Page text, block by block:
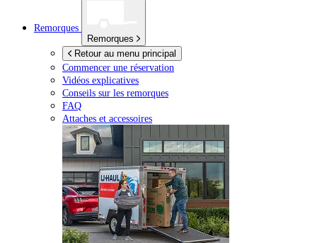
Remorques
Remorques
Retour au menu principal
Commencer une réservation
Vidéos explicatives
Conseils sur les remorques
FAQ
Attaches et accessoires